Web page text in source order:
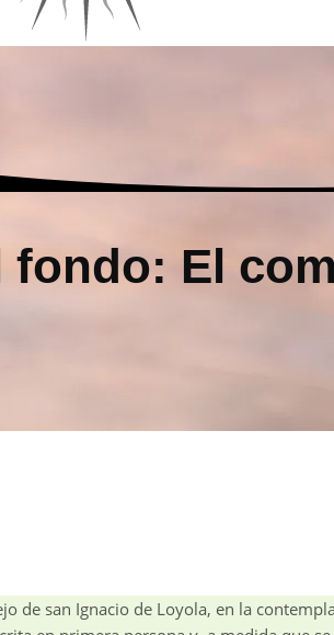
fondo: El
de san Ignacio de Loyola, en la